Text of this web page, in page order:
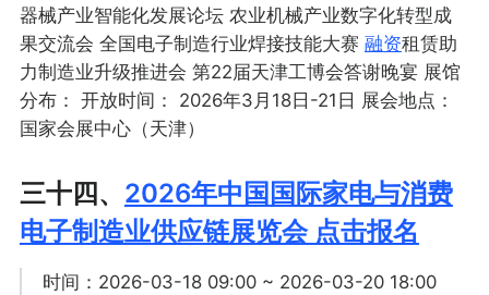
器械产业智能化发展论坛 农业机械产业数字化转型成
果交流会 全国电子制造行业焊接技能大赛 融资租赁助
力制造业升级推进会 第22届天津工博会答谢晚宴 展馆
分布： 开放时间： 2026年3月18日-21日 展会地点：
国家会展中心（天津）
三十四、 2026年中国国际家电与消费
电子制造业供应链展览会 点击报名
时间：2026-03-18 09:00 ~ 2026-03-20 18:00